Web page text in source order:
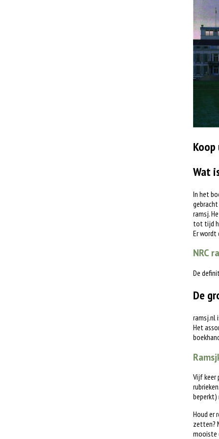
Wat
In het
ramsj.
tot tijd
Er wordt
NRC
De
De
ramsj.nl
Het
Vijf keer
beperkt)
Houd er
zetten?
mooiste